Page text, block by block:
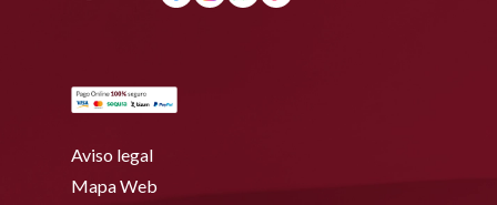
Aviso legal
Mapa Web